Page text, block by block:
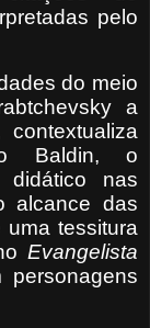
pelo
do meio
a
Baldin, o
didático nas
alcance das
uma tessitura
Evangelista